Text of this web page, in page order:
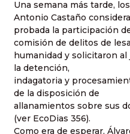
Una semana más tarde,
Antonio Castaño
probada la participación
comisión de delitos de lesa
humanidad y solicitaron
la detención,
indagatoria y
de la disposición de
allanamientos sobre sus
(ver EcoDias 356).
Como era de esperar,